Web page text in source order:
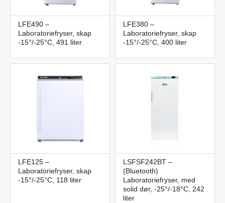
LFE490 –
Laboratoriefryser, skap
-15°/-25°C, 491 liter
LFE380 –
Laboratoriefryser, skap
-15°/-25°C, 400 liter
LFE125 –
Laboratoriefryser, skap
-15°/-25°C, 118 liter
LSFSF242BT –
(Bluetooth)
Laboratoriefryser, med
solid dør, -25°/-18°C, 242
liter